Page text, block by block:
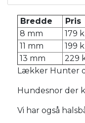
Bredde
Pris
8 mm
179
11 mm
199
13 mm
229
Lækker Hunter
Hundesnor der
Vi har også